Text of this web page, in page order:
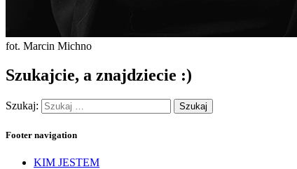
fot. Marcin Michno
Szukajcie, a znajdziecie :)
Szukaj:
Footer navigation
KIM JESTEM